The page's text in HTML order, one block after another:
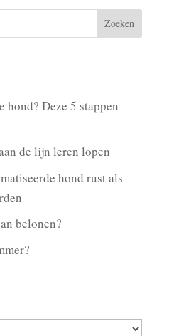
Deze 5 stappen
de lijn leren lopen
hond rust als
belonen?